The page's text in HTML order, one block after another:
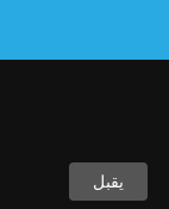
يقبل